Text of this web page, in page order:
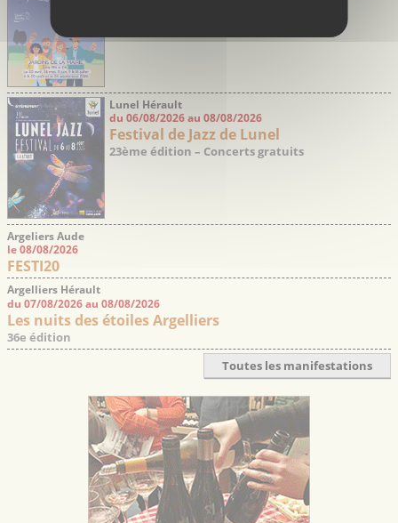
Lunel Hérault
du 06/08/2026 au 08/08/2026
Festival de Jazz de Lunel
23ème édition – Concerts gratuits
Argeliers Aude
le 08/08/2026
FESTI20
Argelliers Hérault
du 07/08/2026 au 08/08/2026
Les nuits des étoiles Argelliers
36e édition
Toutes les manifestations